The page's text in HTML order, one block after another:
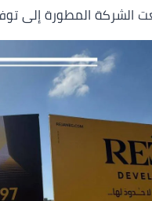
الشركة المطورة إلى